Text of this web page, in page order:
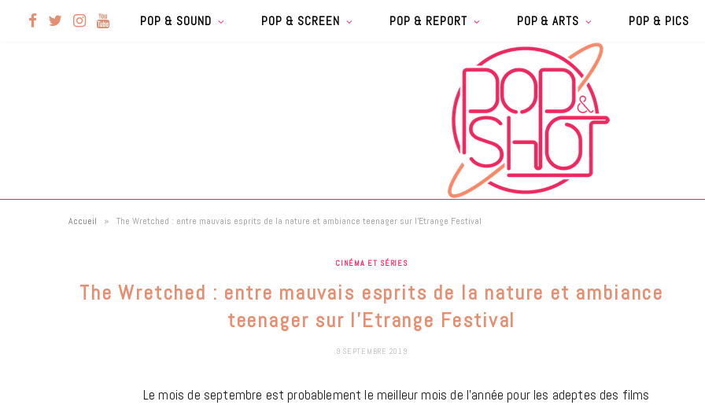
F I
g
Y POP & SOUND POP & SCREEN POP & REPORT POP & ARTS POP & PICS
Accueil » The Wretched : entre mauvais esprits de la nature et ambiance teenager sur l’Etrange Festival
CINÉMA ET SÉRIES
The Wretched : entre mauvais esprits de la nature et ambiance
teenager sur l’Etrange Festival
9 SEPTEMBRE 2019
Le mois de septembre est probablement le meilleur mois de l’année pour les adeptes des films